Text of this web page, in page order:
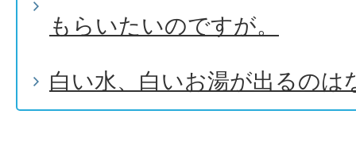
もらいたいのですが。
白い水、白いお湯が出るのは